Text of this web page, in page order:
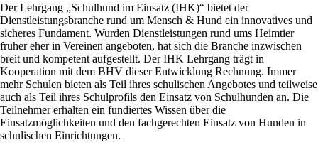
Der Lehrgang „Schulhund im Einsatz (IHK)“ bietet der
Dienstleistungsbranche rund um Mensch & Hund ein innovatives und
sicheres Fundament. Wurden Dienstleistungen rund ums Heimtier
früher eher in Vereinen angeboten, hat sich die Branche inzwischen
breit und kompetent aufgestellt. Der IHK Lehrgang trägt in
Kooperation mit dem BHV dieser Entwicklung Rechnung. Immer
mehr Schulen bieten als Teil ihres schulischen Angebotes und teilweise
auch als Teil ihres Schulprofils den Einsatz von Schulhunden an. Die
Teilnehmer erhalten ein fundiertes Wissen über die
Einsatzmöglichkeiten und den fachgerechten Einsatz von Hunden in
schulischen Einrichtungen.